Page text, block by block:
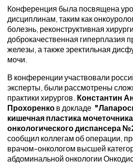
Конференция была посвящена
дисциплинам, таким как
болезнь, реконструктивная
доброкачественная гиперплазия
железы, а также эректильная
мочи.
В конференции участвовали
эксперты, были рассмотрены
практики хирургов. Константин
Прохоренков докладе
кишечная пластика
онкологического диспансера
сообщил коллегам об операции,
врачом-онкологом высшей
абдоминальной онкологии